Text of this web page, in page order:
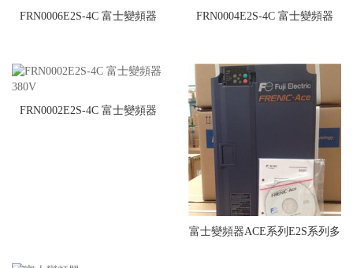
FRN0006E2S-4C 富士變頻器 FRN0004E2S-4C 富士變頻器
FRN0002E2S-4C 富士變頻器
富士變頻器ACE系列E2S系列多